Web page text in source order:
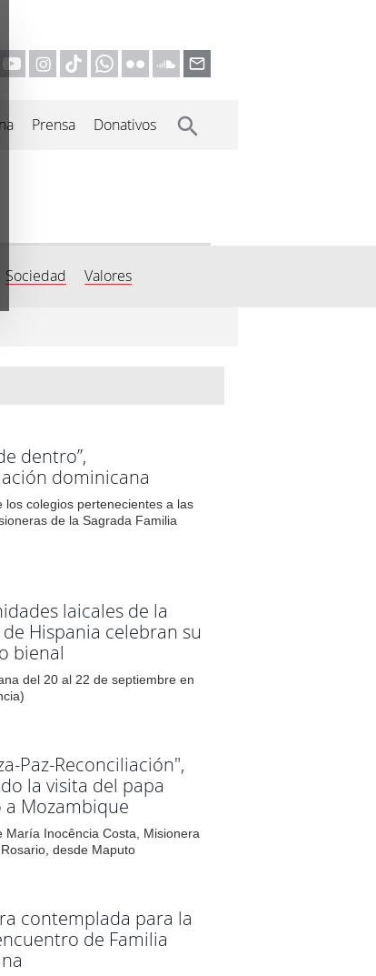
Prensa Donativos
Sociedad Valores
dentro”,
dominicana
los colegios pertenecientes a las
de la Sagrada Familia
laicales de la
Hispania celebran su
bienal
del 20 al 22 de septiembre en
Paz-Reconciliación",
la visita del papa
a Mozambique
María Inocência Costa, Misionera
desde Maputo
contemplada para la
de Familia